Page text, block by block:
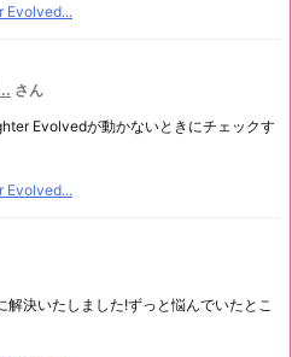
Evolved...
さん
Evolvedが動かないときにチェックす
Evolved...
解決いたしました!ずっと悩んでいたとこ